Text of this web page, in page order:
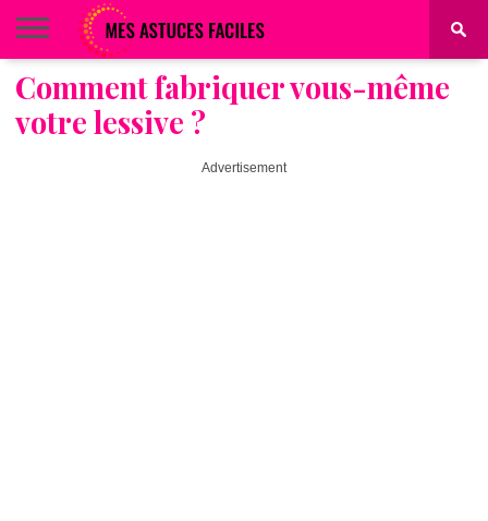
BEAUTÉ
COIFFURE
ALIMENTATION
MAQUILLAGE
MAISON
Comment fabriquer vous-même
votre lessive ?
Advertisement